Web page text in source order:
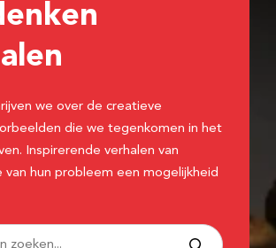
we over de creatieve
die we tegenkomen in het
Inspirerende verhalen van
van hun probleem een mogelijkheid